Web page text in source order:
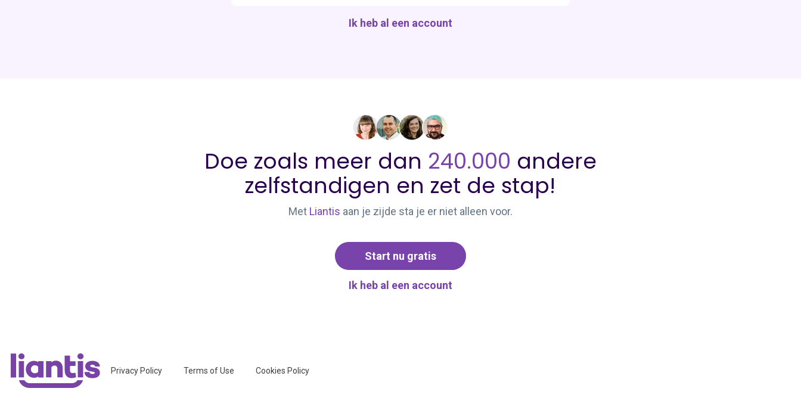
Ik heb al een account
Doe zoals meer dan 240.000 andere
zelfstandigen en zet de stap!
Met Liantis aan je zijde sta je er niet alleen voor.
Start nu gratis
Ik heb al een account
Privacy Policy Terms of Use Cookies Policy